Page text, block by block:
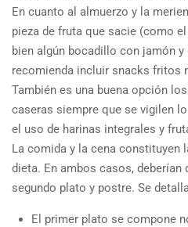
En cuanto al almuerzo y la
pieza de fruta que sacie (como
bien algún bocadillo con jamón
recomienda incluir snacks fritos
También es una buena opción
caseras siempre que se vigilen
el uso de harinas integrales y
La comida y la cena constituyen
dieta. En ambos casos, deberían
segundo plato y postre. Se
El primer plato se compone